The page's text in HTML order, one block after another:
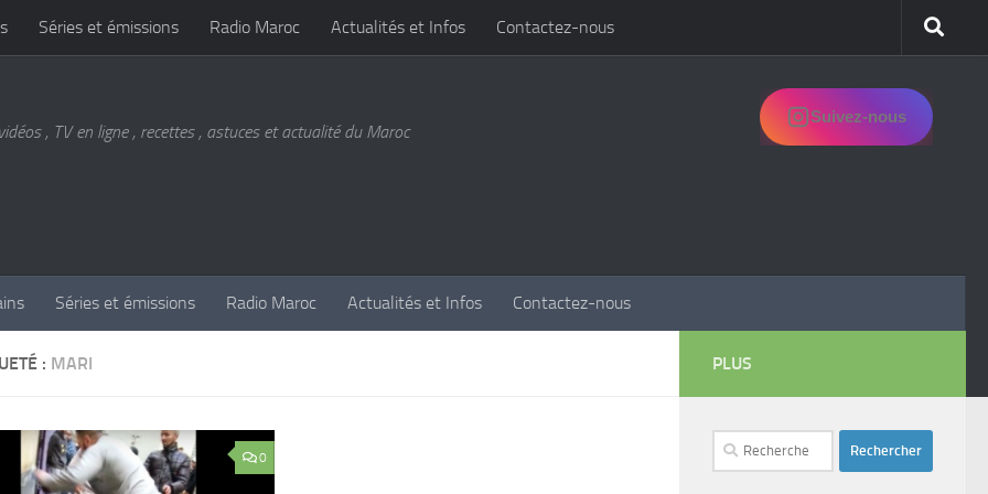
Séries et émissions Radio Maroc Actualités et Infos Contactez-nous
, TV en ligne , recettes , astuces et actualité du Maroc
Suivez-nous
Séries et émissions Radio Maroc Actualités et Infos Contactez-nous
: MARI
0
PLUS
Rechercher :